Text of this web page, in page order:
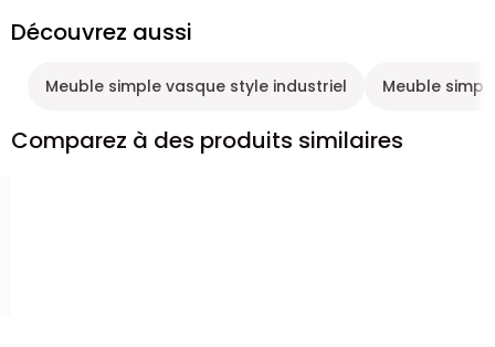
Découvrez aussi
Meuble simple vasque style industriel Meuble
Comparez à des produits similaires